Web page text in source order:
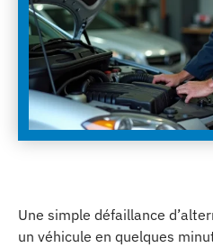
Une simple défaillance
un véhicule en quelques